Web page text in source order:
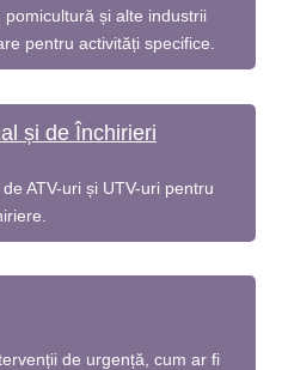
și alte industrii
pentru activități specifice.
și de Închirieri
ATV-uri și UTV-uri pentru
de urgență, cum ar fi